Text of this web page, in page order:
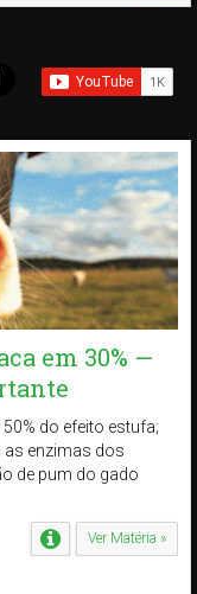
em 30% —
do efeito estufa;
enzimas dos
de pum do gado
Ver Matéria »